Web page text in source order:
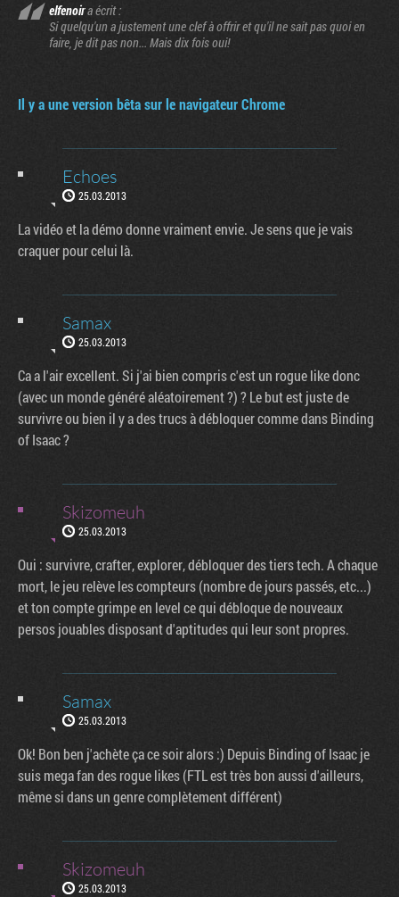
elfenoira écrit :
Si quelqu'un a justement une clef à offrir et qu'il ne sait pas quoi en
faire, je dit pas non... Mais dix fois oui!
Il y a une version bêta sur le navigateur Chrome
Echoes
25.03.2013
La vidéo et la démo donne vraiment envie. Je sens que je vais
craquer pour celui là.
Samax
25.03.2013
Ca a l'air excellent. Si j'ai bien compris c'est un rogue like donc
(avec un monde généré aléatoirement ?) ? Le but est juste de
survivre ou bien il y a des trucs à débloquer comme dans Binding
of Isaac ?
Skizomeuh
25.03.2013
Oui : survivre, crafter, explorer, débloquer des tiers tech. A chaque
mort, le jeu relève les compteurs (nombre de jours passés, etc...)
et ton compte grimpe en level ce qui débloque de nouveaux
persos jouables disposant d'aptitudes qui leur sont propres.
Samax
25.03.2013
Ok! Bon ben j'achète ça ce soir alors :) Depuis Binding of Isaac je
suis mega fan des rogue likes (FTL est très bon aussi d'ailleurs,
même si dans un genre complètement différent)
Skizomeuh
25.03.2013